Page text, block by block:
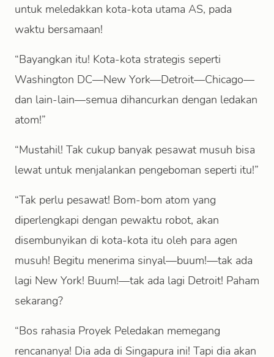
untuk meledakkan kota-kota utama AS, pada
waktu bersamaan!
“Bayangkan itu! Kota-kota strategis seperti
Washington DC—New York—Detroit—Chicago—
dan lain-lain—semua dihancurkan dengan ledakan
atom!”
“Mustahil! Tak cukup banyak pesawat musuh bisa
lewat untuk menjalankan pengeboman seperti itu!”
“Tak perlu pesawat! Bom-bom atom yang
diperlengkapi dengan pewaktu robot, akan
disembunyikan di kota-kota itu oleh para agen
musuh! Begitu menerima sinyal—buum!—tak ada
lagi New York! Buum!—tak ada lagi Detroit! Paham
sekarang?
“Bos rahasia Proyek Peledakan memegang
rencananya! Dia ada di Singapura ini! Tapi dia akan